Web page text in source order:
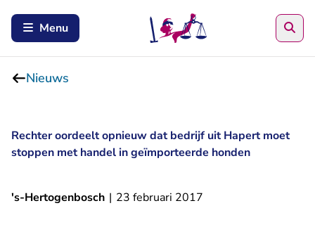
Menu
Nieuws
Rechter oordeelt opnieuw dat bedrijf uit Hapert moet
stoppen met handel in geïmporteerde honden
's-Hertogenbosch | 23 februari 2017